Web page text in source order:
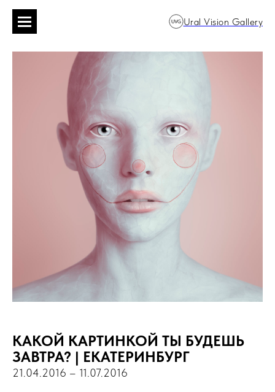
Ural Vision Gallery
КАКОЙ КАРТИНКОЙ ТЫ БУДЕШЬ
ЗАВТРА? | ЕКАТЕРИНБУРГ
21.04.2016 – 11.07.2016